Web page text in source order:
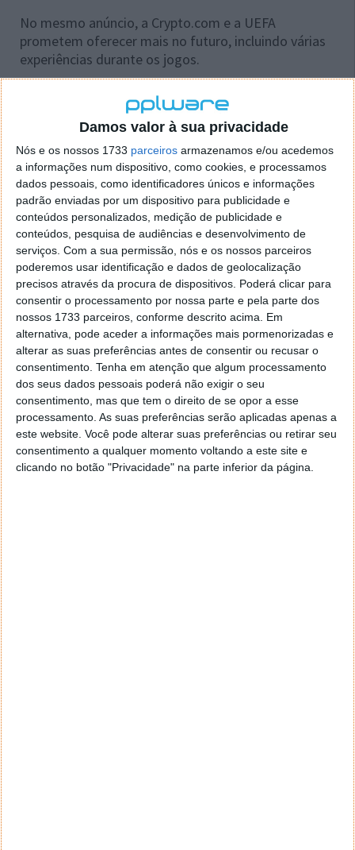
Damos valor à sua privacidade
Nós e os nossos 1733 parceiros armazenamos e/ou acedemos
a informações num dispositivo, como cookies, e processamos
dados pessoais, como identificadores únicos e informações
padrão enviadas por um dispositivo para publicidade e
conteúdos personalizados, medição de publicidade e
conteúdos, pesquisa de audiências e desenvolvimento de
serviços. Com a sua permissão, nós e os nossos parceiros
poderemos usar identificação e dados de geolocalização
precisos através da procura de dispositivos. Poderá clicar para
consentir o processamento por nossa parte e pela parte dos
nossos 1733 parceiros, conforme descrito acima. Em
alternativa, pode aceder a informações mais pormenorizadas e
alterar as suas preferências antes de consentir ou recusar o
consentimento. Tenha em atenção que algum processamento
dos seus dados pessoais poderá não exigir o seu
consentimento, mas que tem o direito de se opor a esse
processamento. As suas preferências serão aplicadas apenas a
este website. Você pode alterar suas preferências ou retirar seu
consentimento a qualquer momento voltando a este site e
clicando no botão "Privacidade" na parte inferior da página.
No mesmo anúncio, a Crypto.com e a UEFA
prometem oferecer mais no futuro, incluindo várias
experiências durante os jogos.
Este artigo tem mais de um ano
Imagem: Crypto.com
Neste artigo: Champions League, Crypto.com,Liga dos
Campeões,uefa
Acompanhe o Pplware no Google Notícias
Proponha uma correção, faça uma sugestão
Autor:Ana Sofia Neto
PRÓXIMO ARTIGO
Mistério: centenas de veículos da Tesla abandonados
num terreno baldio